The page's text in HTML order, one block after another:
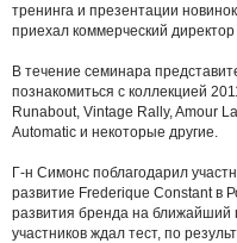
тренинга и презентации
приехал коммерческий
В течение семинара
познакомиться с коллекцией
Runabout, Vintage Rally, Amour
Automatic и некоторые другие.
Г-н Симонс поблагодарил
развитие Frederique Constant в
развития бренда на
участников ждал тест, по